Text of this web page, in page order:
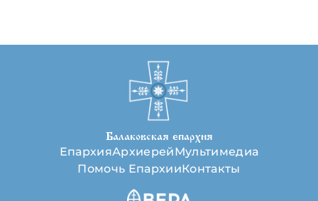
Балаковская епархия
ЕпархияАрхиерейМультимедиа
Помочь ЕпархииКонтакты